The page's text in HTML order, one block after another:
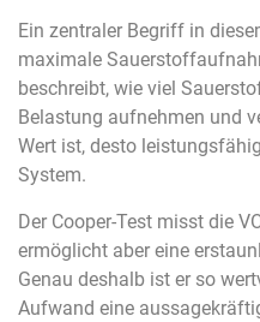
Ein zentraler Begriff in
maximale
beschreibt, wie viel
Belastung aufnehmen und
Wert ist, desto
System.
Der Cooper-Test misst die
ermöglicht aber eine
Genau deshalb ist er so
Aufwand eine